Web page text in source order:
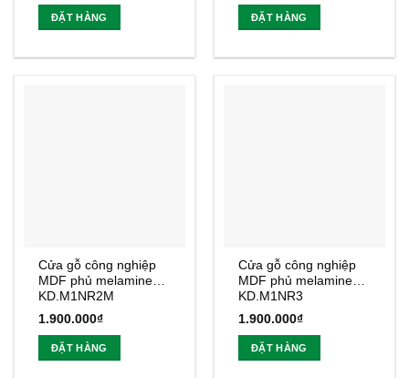
ĐẶT HÀNG ĐẶT HÀNG
Cửa gỗ công nghiệp
MDF phủ melamine
KD.M1NR2M
1.900.000₫
ĐẶT HÀNG
Cửa gỗ công nghiệp
MDF phủ melamine
KD.M1NR3
1.900.000₫
ĐẶT HÀNG